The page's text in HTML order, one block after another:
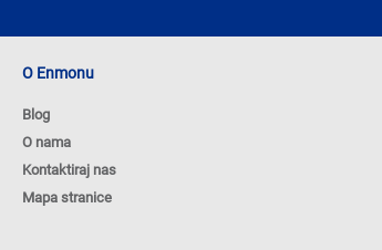
O Enmonu
Blog
O nama
Kontaktiraj nas
Mapa stranice